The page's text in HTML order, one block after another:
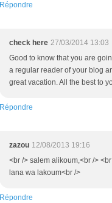
Répondre
check here 27/03/2014 13:03
Good to know that you are
a regular reader of your blog
great vacation. All the best to
Répondre
zazou 12/08/2013 19:16
<br /> salem alikoum,<br />
lana wa lakoum<br />
Répondre